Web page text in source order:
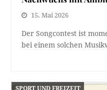
15. Mai 2026
Der Songcontest ist
bei einem solchen
SPORT UND FREIZEIT